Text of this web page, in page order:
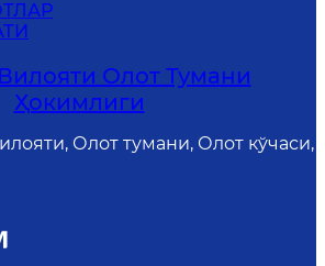
Олот Тумани
Ҳокимлиги
Олот тумани, Олот кўчаси,